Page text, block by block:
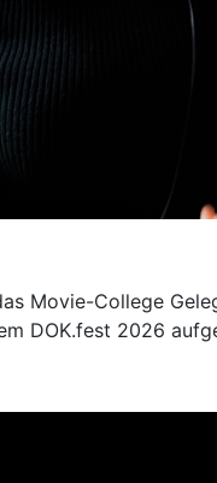
Movie-College
DOK.fest 2026